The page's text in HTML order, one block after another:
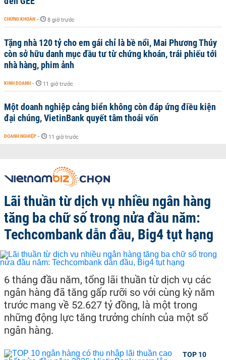
CHỨNG KHOÁN - 8 giờ trước
Tặng nhà 120 tỷ cho em gái chỉ là bề nổi, Mai Phương Thúy
còn sở hữu danh mục đầu tư từ chứng khoán, trái phiếu tới
nhà hàng, phim ảnh
KINH DOANH - 11 giờ trước
Một doanh nghiệp cảng biển không còn đáp ứng điều kiện
đại chúng, VietinBank quyết tâm thoái vốn
DOANH NGHIỆP - 11 giờ trước
Lãi thuần từ dịch vụ nhiều ngân hàng
tăng ba chữ số trong nửa đầu năm:
Techcombank dẫn đầu, Big4 tụt hạng
6 tháng đầu năm, tổng lãi thuần từ dịch vụ các
ngân hàng đã tăng gấp rưỡi so với cùng kỳ năm
trước mang về 52.627 tỷ đồng, là một trong
những động lực tăng trưởng chính của một số
ngân hàng.
TOP 10